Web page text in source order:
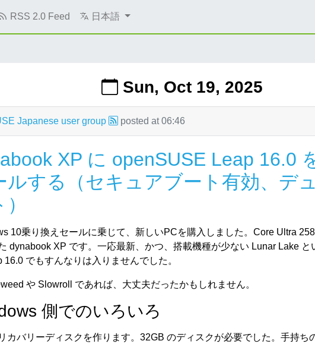
RSS 2.0 Feed 日本語
Sun, Oct 19, 2025
Japanese user group posted at06:46
XP に openSUSE Leap 16.0
ルする（セキュアブート有効、デ
10乗り換えセールに乗じて、新しいPCを購入しました。Core Ultra
dynabook XP です。一応最新、かつ、搭載機種が少ない Lunar Lake と
16.0 でもすんなりは入りませんでした。
や Slowroll であれば、大丈夫だったかもしれません。
側でのいろいろ
カバリーディスクを作ります。32GB のディスクが必要でした。手持ち